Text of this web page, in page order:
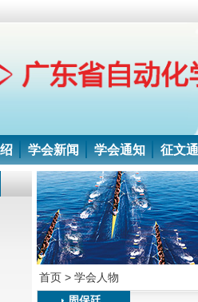
学会新闻 学会通知 征文
首页 > 学会人物